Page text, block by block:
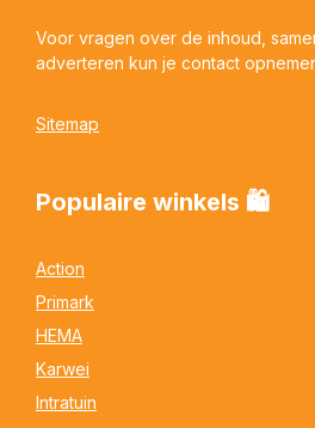
Voor vragen over de inhoud,
adverteren kun je contact
Sitemap
Populaire winkels 🛍
Action
Primark
HEMA
Karwei
Intratuin